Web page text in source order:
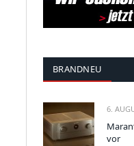
BRANDNEU
6.
vor